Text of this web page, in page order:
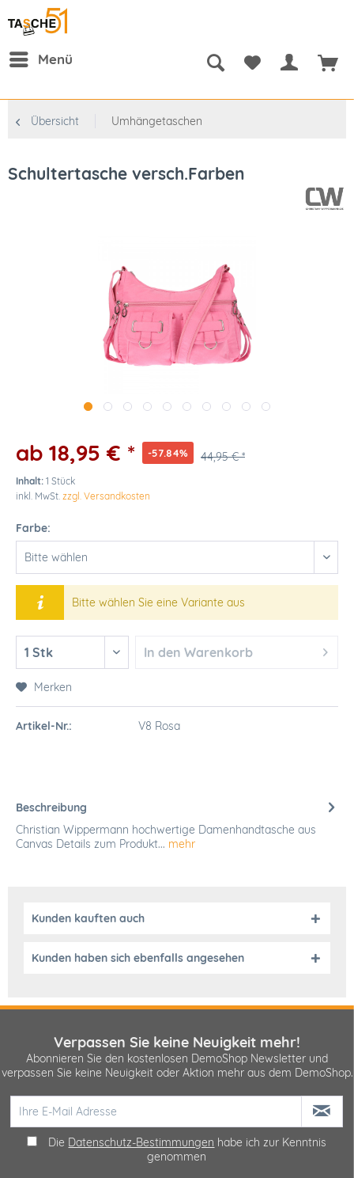
Menü
Übersicht Umhängetaschen
Schultertasche versch.Farben
ab 18,95 € * -57.84% 44,95 € *
Inhalt: 1 Stück
inkl. MwSt. zzgl. Versandkosten
Farbe:
Bitte wählen Sie eine Variante aus
In den Warenkorb
Merken
Artikel-Nr.: V8 Rosa
Beschreibung
Christian Wippermann hochwertige Damenhandtasche aus
Canvas Details zum Produkt... mehr
Kunden kauften auch
Kunden haben sich ebenfalls angesehen
Verpassen Sie keine Neuigkeit mehr!
Abonnieren Sie den kostenlosen DemoShop Newsletter und
verpassen Sie keine Neuigkeit oder Aktion mehr aus dem DemoShop.
Die Datenschutz-Bestimmungen habe ich zur Kenntnis
genommen